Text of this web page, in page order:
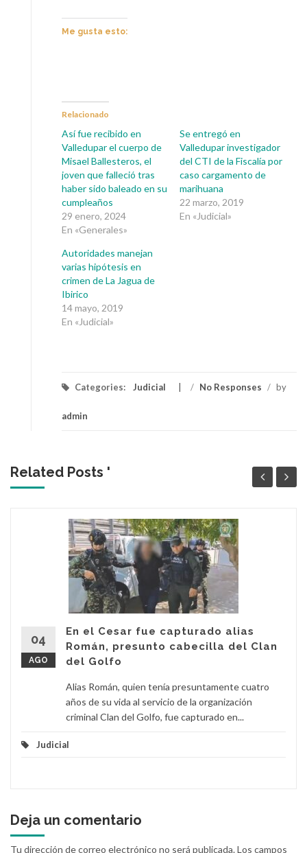
Me gusta esto:
Relacionado
Así fue recibido en
Valledupar el cuerpo de
Misael Ballesteros, el
joven que falleció tras
haber sido baleado en su
cumpleaños
29 enero, 2024
En «Generales»
Se entregó en
Valledupar investigador
del CTI de la Fiscalía por
caso cargamento de
marihuana
22 marzo, 2019
En «Judicial»
Autoridades manejan
varias hipótesis en
crimen de La Jagua de
Ibirico
14 mayo, 2019
En «Judicial»
Categories: Judicial / No Responses / by
admin
Related Posts '
04
AGO
En el Cesar fue capturado alias
Román, presunto cabecilla del Clan
del Golfo
Alias Román, quien tenía presuntamente cuatro
años de su vida al servicio de la organización
criminal Clan del Golfo, fue capturado en...
Judicial
Deja un comentario
Tu dirección de correo electrónico no será publicada.Los campos